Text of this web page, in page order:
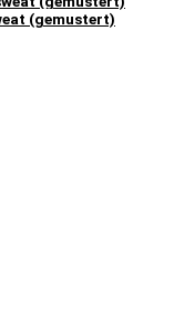
(gemustert)